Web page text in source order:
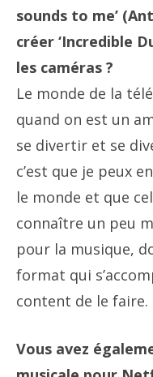
sounds to me’
créer ‘Incredible
les caméras ?
Le monde de la
quand on est un
se divertir et se
c’est que je peux
le monde et que
connaître un peu
pour la musique,
format qui
content de le faire.
Vous avez